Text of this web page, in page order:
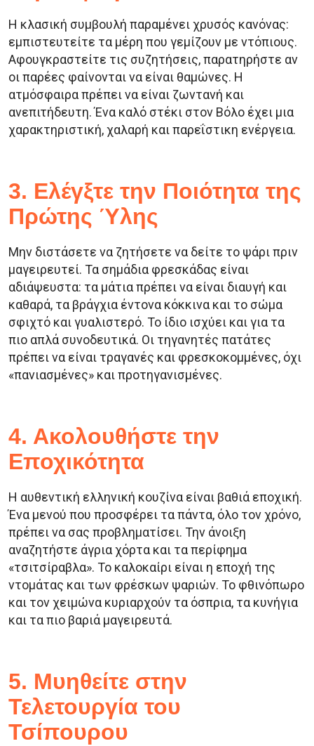
Η κλασική συμβουλή παραμένει χρυσός κανόνας:
εμπιστευτείτε τα μέρη που γεμίζουν με ντόπιους.
Αφουγκραστείτε τις συζητήσεις, παρατηρήστε αν
οι παρέες φαίνονται να είναι θαμώνες. Η
ατμόσφαιρα πρέπει να είναι ζωντανή και
ανεπιτήδευτη. Ένα καλό στέκι στον Βόλο έχει μια
χαρακτηριστική, χαλαρή και παρεΐστικη ενέργεια.
3. Ελέγξτε την Ποιότητα της
Πρώτης Ύλης
Μην διστάσετε να ζητήσετε να δείτε το ψάρι πριν
μαγειρευτεί. Τα σημάδια φρεσκάδας είναι
αδιάψευστα: τα μάτια πρέπει να είναι διαυγή και
καθαρά, τα βράγχια έντονα κόκκινα και το σώμα
σφιχτό και γυαλιστερό. Το ίδιο ισχύει και για τα
πιο απλά συνοδευτικά. Οι τηγανητές πατάτες
πρέπει να είναι τραγανές και φρεσκοκομμένες, όχι
«πανιασμένες» και προτηγανισμένες.
4. Ακολουθήστε την
Εποχικότητα
Η αυθεντική ελληνική κουζίνα είναι βαθιά εποχική.
Ένα μενού που προσφέρει τα πάντα, όλο τον χρόνο,
πρέπει να σας προβληματίσει. Την άνοιξη
αναζητήστε άγρια χόρτα και τα περίφημα
«τσιτσίραβλα». Το καλοκαίρι είναι η εποχή της
ντομάτας και των φρέσκων ψαριών. Το φθινόπωρο
και τον χειμώνα κυριαρχούν τα όσπρια, τα κυνήγια
και τα πιο βαριά μαγειρευτά.
5. Μυηθείτε στην
Τελετουργία του
Τσίπουρου